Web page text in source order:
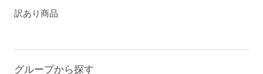
訳あり商品
グループから探す